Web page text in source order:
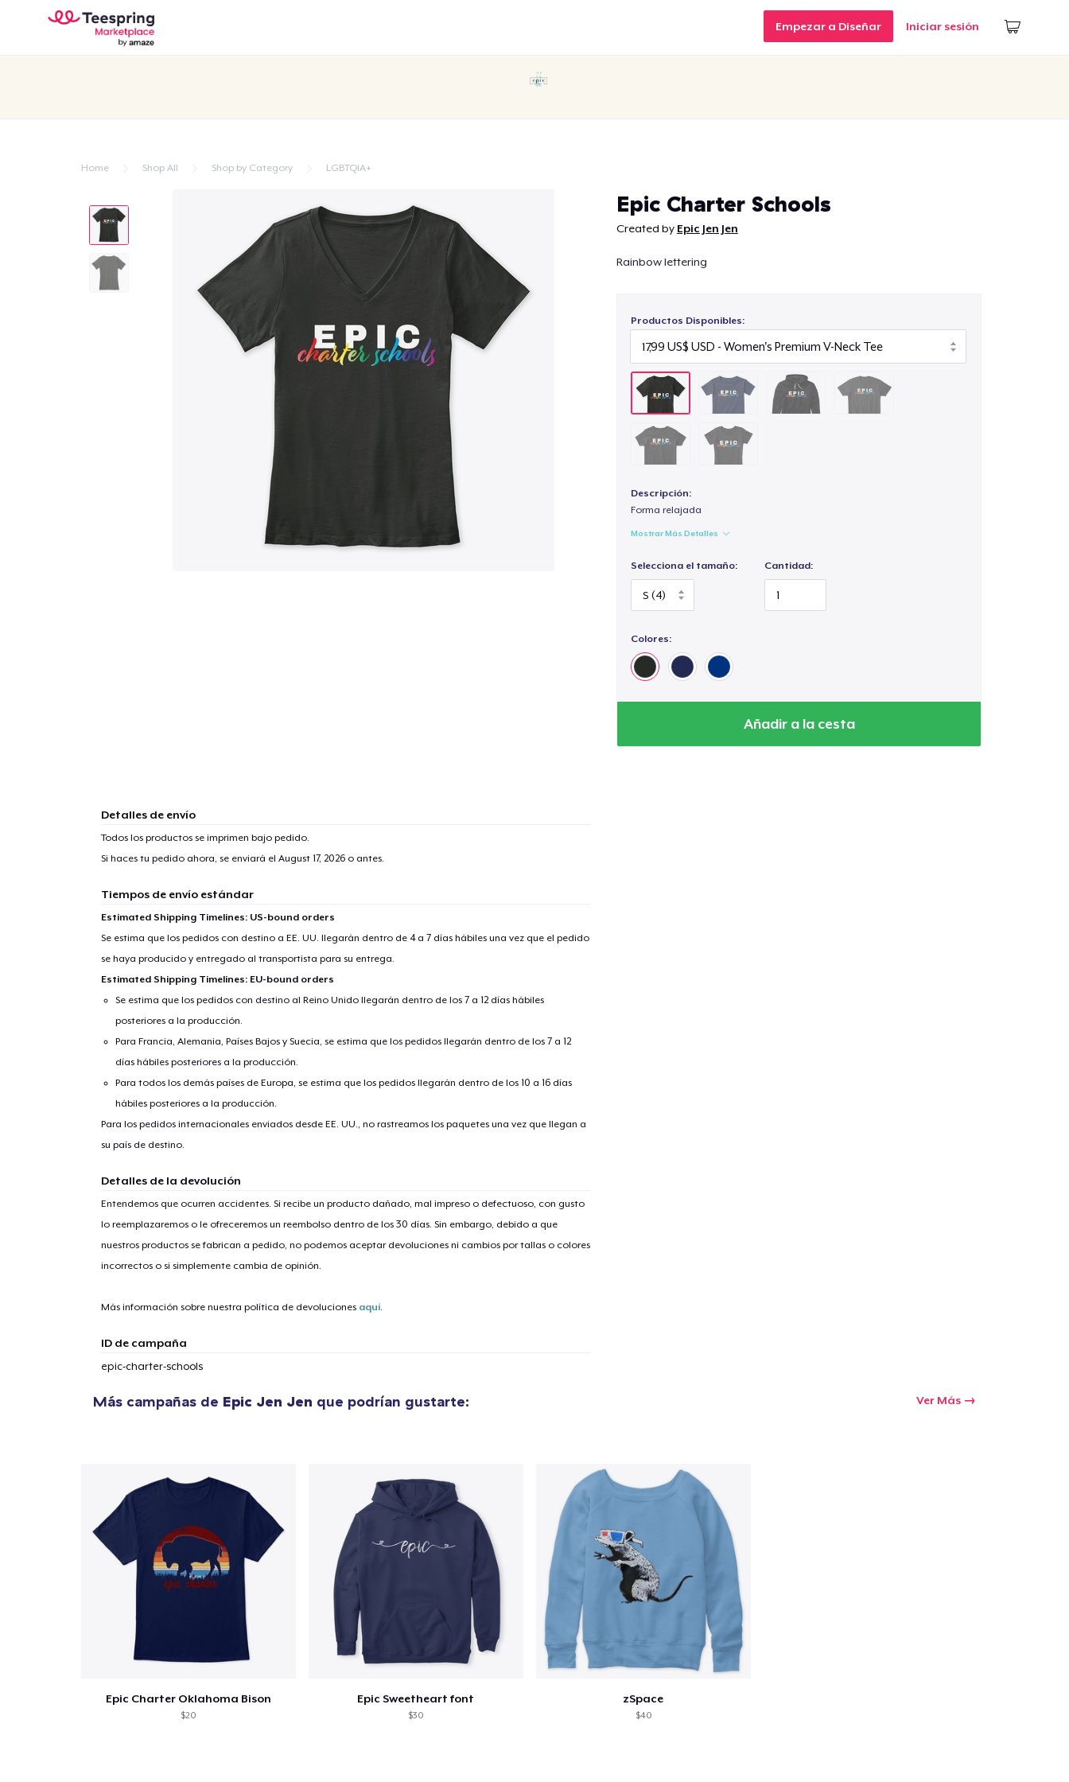
Empezar a Diseñar Iniciar sesión
Home Shop All Shop by Category LGBTQIA+
Epic Charter Schools
Created by Epic Jen Jen
Rainbow lettering
Productos Disponibles:
Descripción:
Forma relajada
Mostrar Más Detalles
Selecciona el tamaño: Cantidad:
Colores:
Añadir a la cesta
Detalles de envío
Todos los productos se imprimen bajo pedido.
Si haces tu pedido ahora, se enviará el August 17, 2026o antes.
Tiempos de envío estándar
Estimated Shipping Timelines: US-bound orders
Se estima que los pedidos con destino a EE. UU. llegarán dentro de 4 a 7 días hábiles una vez que el pedido
se haya producido y entregado al transportista para su entrega.
Estimated Shipping Timelines: EU-bound orders
Se estima que los pedidos con destino al Reino Unido llegarán dentro de los 7 a 12 días hábiles
posteriores a la producción.
Para Francia, Alemania, Países Bajos y Suecia, se estima que los pedidos llegarán dentro de los 7 a 12
días hábiles posteriores a la producción.
Para todos los demás países de Europa, se estima que los pedidos llegarán dentro de los 10 a 16 días
hábiles posteriores a la producción.
Para los pedidos internacionales enviados desde EE. UU., no rastreamos los paquetes una vez que llegan a
su país de destino.
Detalles de la devolución
Entendemos que ocurren accidentes. Si recibe un producto dañado, mal impreso o defectuoso, con gusto
lo reemplazaremos o le ofreceremos un reembolso dentro de los 30 días. Sin embargo, debido a que
nuestros productos se fabrican a pedido, no podemos aceptar devoluciones ni cambios por tallas o colores
incorrectos o si simplemente cambia de opinión.
Más información sobre nuestra política de devoluciones aquí.
ID de campaña
epic-charter-schools
Más campañas de Epic Jen Jen que podrían gustarte: Ver Más
Epic Charter Oklahoma Bison
$20
Epic Sweetheart font
$30
zSpace
$40
artículo añadido al carrito Ir al carrito
Cant.
Finalizar y pagar pedido Seguir comprando